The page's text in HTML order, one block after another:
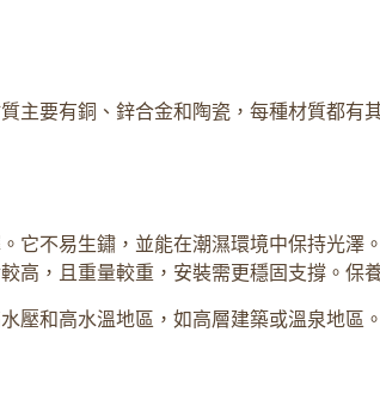
要有銅、鋅合金和陶瓷，每種材質都有
它不易生鏽，並能在潮濕環境中保持光澤
高，且重量較重，安裝需更穩固支撐。保
壓和高水溫地區，如高層建築或溫泉地區。